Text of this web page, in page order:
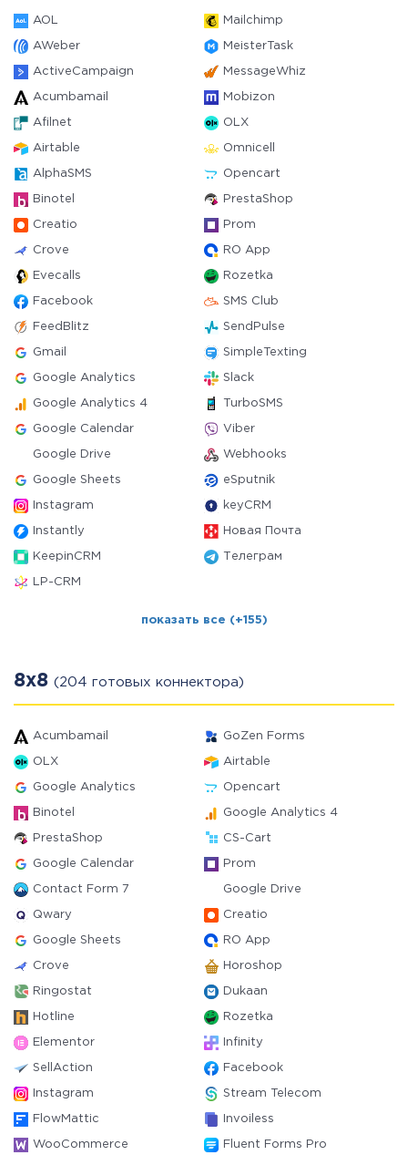
AOL Mailchimp
AWeber MeisterTask
ActiveCampaign MessageWhiz
Acumbamail Mobizon
Afilnet OLX
Airtable Omnicell
AlphaSMS Opencart
Binotel PrestaShop
Creatio Prom
Crove RO App
Evecalls Rozetka
Facebook SMS Club
FeedBlitz SendPulse
Gmail SimpleTexting
Google Analytics Slack
Google Analytics 4 TurboSMS
Google Calendar Viber
Google Drive Webhooks
Google Sheets eSputnik
Instagram keyCRM
Instantly Новая Почта
KeepinCRM Телеграм
LP-CRM
показать все (+155)
8x8 (204 готовых коннектора)
Acumbamail GoZen Forms
OLX Airtable
Google Analytics Opencart
Binotel Google Analytics 4
PrestaShop CS-Cart
Google Calendar Prom
Contact Form 7 Google Drive
Qwary Creatio
Google Sheets RO App
Crove Horoshop
Ringostat Dukaan
Hotline Rozetka
Elementor Infinity
SellAction Facebook
Instagram Stream Telecom
FlowMattic Invoiless
WooCommerce Fluent Forms Pro